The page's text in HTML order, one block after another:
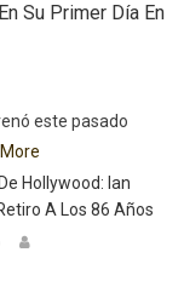
Su Primer Día En
este pasado
Hollywood: Ian
A Los 86 Años